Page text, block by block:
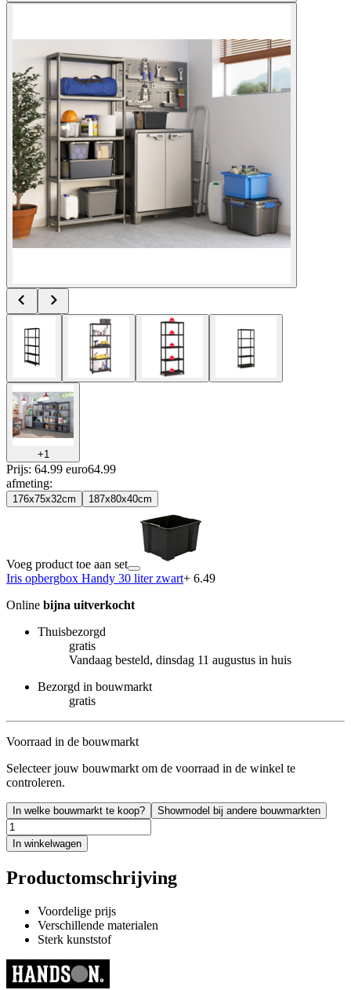
+1
Prijs: 64.99 euro64.99
afmeting:
176x75x32cm 187x80x40cm
Voeg product toe aan set
Iris opbergbox Handy 30 liter zwart+ 6.49
Online bijna uitverkocht
Thuisbezorgd
gratis
Vandaag besteld, dinsdag 11 augustus in huis
Bezorgd in bouwmarkt
gratis
Voorraad in de bouwmarkt
Selecteer jouw bouwmarkt om de voorraad in de winkel te
controleren.
In welke bouwmarkt te koop? Showmodel bij andere bouwmarkten
In winkelwagen
Productomschrijving
Voordelige prijs
Verschillende materialen
Sterk kunststof